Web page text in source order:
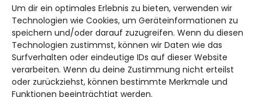
Um dir ein optimales Erlebnis zu bieten, verwenden wir
Technologien wie Cookies, um Geräteinformationen zu
speichern und/oder darauf zuzugreifen. Wenn du diesen
Technologien zustimmst, können wir Daten wie das
Surfverhalten oder eindeutige IDs auf dieser Website
verarbeiten. Wenn du deine Zustimmung nicht erteilst
oder zurückziehst, können bestimmte Merkmale und
Funktionen beeinträchtigt werden.
Bruchtorwall 12
38100 Braunschweig
Telefon: 0531 387220 – 65
DAS STADTMAGAZIN FÜR
BRAUNSCHWEIG